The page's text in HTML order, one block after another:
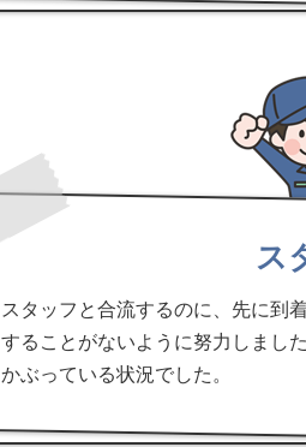
ス
スタッフと合流するのに、先に到
することがないように努力しまし
かぶっている状況でした。